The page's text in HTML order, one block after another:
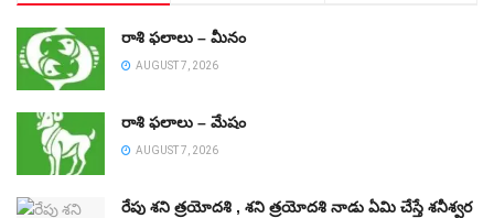
రాశి ఫలాలు – మీనం
AUGUST 7, 2026
రాశి ఫలాలు – మేషం
AUGUST 7, 2026
రేపు శని త్రయోదశి , శని త్రయోదశి నాడు ఏమి చేస్తే శనీశ్వర